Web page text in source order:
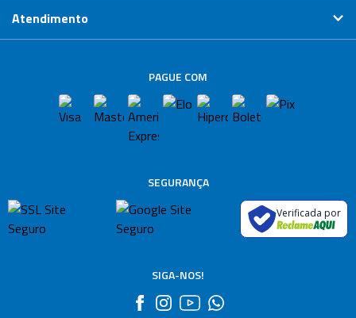
Atendimento
PAGUE COM
SEGURANÇA
Verificada por
SIGA-NOS!